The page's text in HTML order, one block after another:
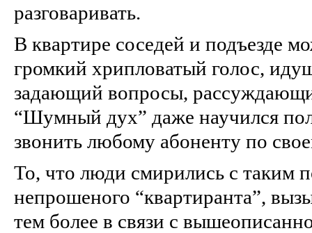
разговаривать.
В квартире соседей и подъезде
громкий хрипловатый голос,
задающий вопросы,
“Шумный дух” даже научился
звонить любому абоненту по
То, что люди смирились с таким
непрошеного “квартиранта”,
тем более в связи с